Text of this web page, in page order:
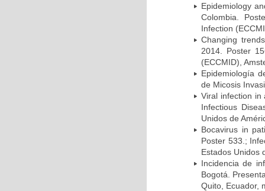
Epidemiology
Colombia.
Infection
Changing
2014. Poster
(ECCMID),
Epidemiología
de Micosis
Viral infection in
Infectious
Unidos de
Bocavirus in
Poster 533.;
Estados Unidos
Incidencia de
Bogotá.
Quito, Ecuador,